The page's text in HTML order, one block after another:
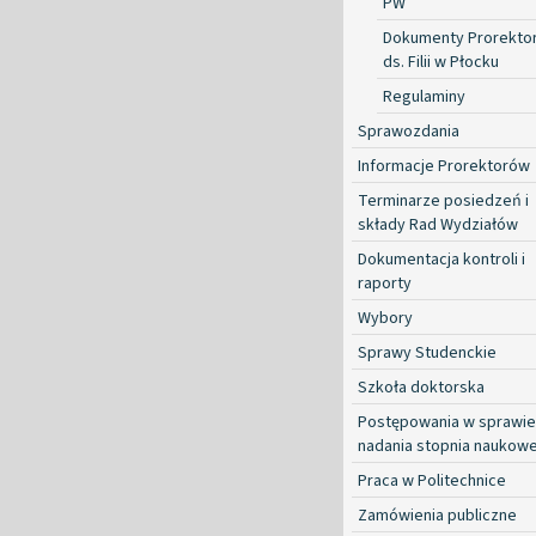
Dokumenty
ds. Filii w Płocku
Regulaminy
Sprawozdania
Informacje Prorektorów
Terminarze posiedzeń i
składy Rad Wydziałów
Dokumentacja kontroli i
raporty
Wybory
Sprawy Studenckie
Szkoła doktorska
Postępowania w sprawie
nadania stopnia
Praca w Politechnice
Zamówienia publiczne